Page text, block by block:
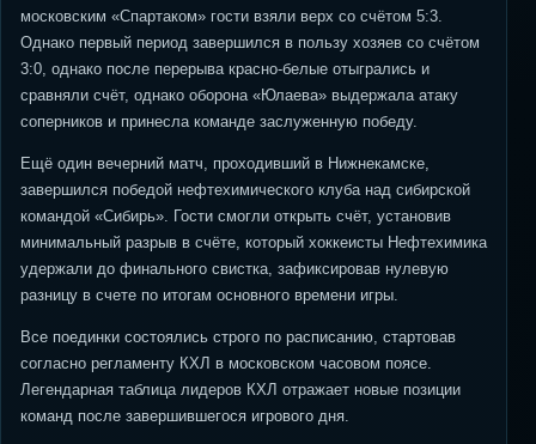
московским «Спартаком» гости взяли верх со счётом 5:3.
Однако первый период завершился в пользу хозяев со счётом
3:0, однако после перерыва красно-белые отыгрались и
сравняли счёт, однако оборона «Юлаева» выдержала атаку
соперников и принесла команде заслуженную победу.
Ещё один вечерний матч, проходивший в Нижнекамске,
завершился победой нефтехимического клуба над сибирской
командой «Сибирь». Гости смогли открыть счёт, установив
минимальный разрыв в счёте, который хоккеисты Нефтехимика
удержали до финального свистка, зафиксировав нулевую
разницу в счете по итогам основного времени игры.
Все поединки состоялись строго по расписанию, стартовав
согласно регламенту КХЛ в московском часовом поясе.
Легендарная таблица лидеров КХЛ отражает новые позиции
команд после завершившегося игрового дня.